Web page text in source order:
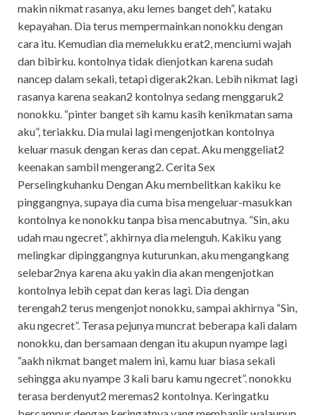
makin nikmat rasanya, aku lemes banget deh”, kataku
kepayahan. Dia terus mempermainkan nonokku dengan
cara itu. Kemudian dia memelukku erat2, menciumi wajah
dan bibirku. kontolnya tidak dienjotkan karena sudah
nancep dalam sekali, tetapi digerak2kan. Lebih nikmat lagi
rasanya karena seakan2 kontolnya sedang menggaruk2
nonokku. “pinter banget sih kamu kasih kenikmatan sama
aku”, teriakku. Dia mulai lagi mengenjotkan kontolnya
keluar masuk dengan keras dan cepat. Aku menggeliat2
keenakan sambil mengerang2. Cerita Sex
Perselingkuhanku Dengan Aku membelitkan kakiku ke
pinggangnya, supaya dia cuma bisa mengeluar-masukkan
kontolnya ke nonokku tanpa bisa mencabutnya. “Sin, aku
udah mau ngecret”, akhirnya dia melenguh. Kakiku yang
melingkar dipinggangnya kuturunkan, aku mengangkang
selebar2nya karena aku yakin dia akan mengenjotkan
kontolnya lebih cepat dan keras lagi. Dia dengan
terengah2 terus mengenjot nonokku, sampai akhirnya “Sin,
aku ngecret”. Terasa pejunya muncrat beberapa kali dalam
nonokku, dan bersamaan dengan itu akupun nyampe lagi
“aakh nikmat banget malem ini, kamu luar biasa sekali
sehingga aku nyampe 3 kali baru kamu ngecret”. nonokku
terasa berdenyut2 meremas2 kontolnya. Keringatku